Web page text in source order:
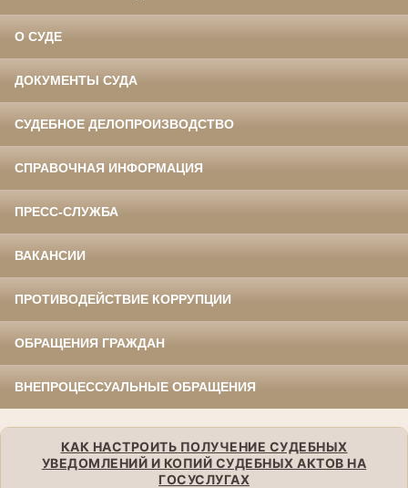
О СУДЕ
ДОКУМЕНТЫ СУДА
СУДЕБНОЕ ДЕЛОПРОИЗВОДСТВО
СПРАВОЧНАЯ ИНФОРМАЦИЯ
ПРЕСС-СЛУЖБА
ВАКАНСИИ
ПРОТИВОДЕЙСТВИЕ КОРРУПЦИИ
ОБРАЩЕНИЯ ГРАЖДАН
ВНЕПРОЦЕССУАЛЬНЫЕ ОБРАЩЕНИЯ
КАК НАСТРОИТЬ ПОЛУЧЕНИЕ СУДЕБНЫХ
УВЕДОМЛЕНИЙ И КОПИЙ СУДЕБНЫХ АКТОВ НА
ГОСУСЛУГАХ